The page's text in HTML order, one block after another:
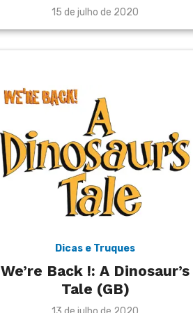
Posted
15 de julho de 2020
Dicas e Truques
We’re Back !: A Dinosaur’s
Tale (GB)
Posted